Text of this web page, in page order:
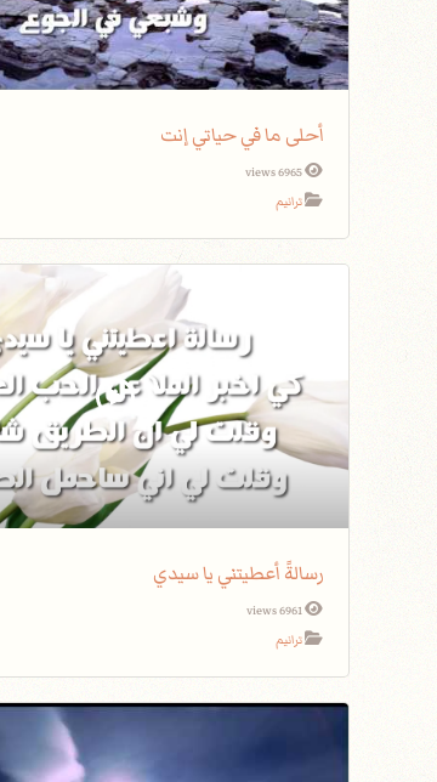
أحلى ما في حياتي إنت
6965 views
ترانيم
رسالةً أعطيتني يا سيدي
6961 views
ترانيم